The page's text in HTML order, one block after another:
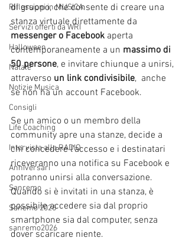
Riflessioni in MUSICA
Servizi offerti da WRI
Halloween
Natale
Notizie Musica
Consigli
Life Coaching
Intervista alla RADIO
Anniversari
Sanremo
Sanemo 2026
sanremo2026
di gruppo, che consente di creare una
stanza virtuale direttamente da
messenger o Facebook aperta
contemporaneamente a un massimo di
50 persone, e invitare chiunque a unirsi,
attraverso un link condivisibile,  anche
se non ha un account Facebook.
Se un amico o un membro della
community apre una stanze, decide a
chi concedere l’accesso e i destinatari
riceveranno una notifica su Facebook e
potranno unirsi alla conversazione.
Quando si è invitati in una stanza, è
possibile accedere sia dal proprio
smartphone sia dal computer, senza
dover scaricare niente.